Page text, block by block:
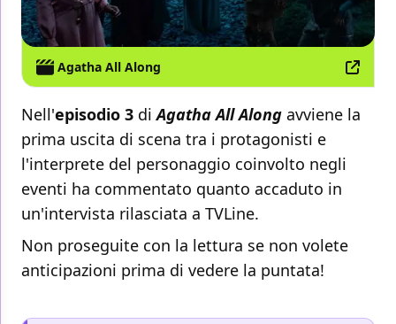
Agatha All Along
Nell'episodio 3 diAgatha All Along avviene la
prima uscita di scena tra i protagonisti e
l'interprete del personaggio coinvolto negli
eventi ha commentato quanto accaduto in
un'intervista rilasciata a TVLine.
Non proseguite con la lettura se non volete
anticipazioni prima di vedere la puntata!